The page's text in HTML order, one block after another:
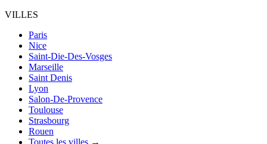
VILLES
Paris
Nice
Saint-Die-Des-Vosges
Marseille
Saint Denis
Lyon
Salon-De-Provence
Toulouse
Strasbourg
Rouen
Toutes les villes →